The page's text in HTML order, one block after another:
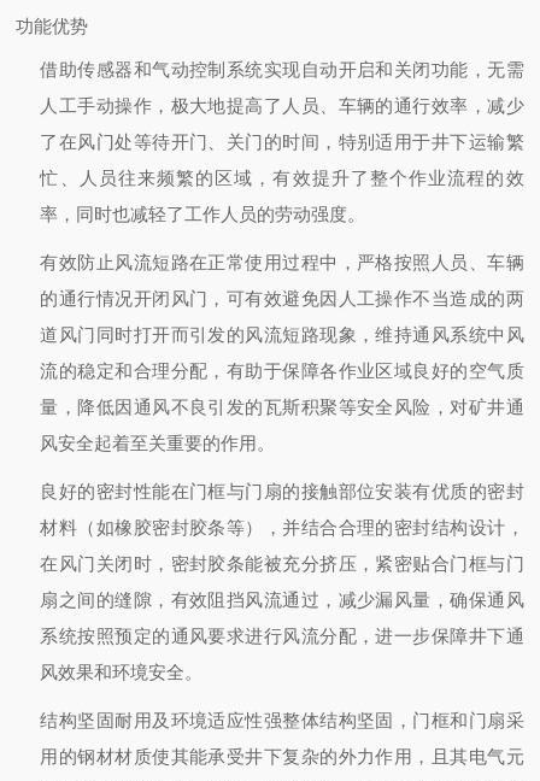
功能优势
借助传感器和气动控制系统实现自动开启和关闭功能，无需
人工手动操作，极大地提高了人员、车辆的通行效率，减少
了在风门处等待开门、关门的时间，特别适用于井下运输繁
忙、人员往来频繁的区域，有效提升了整个作业流程的效
率，同时也减轻了工作人员的劳动强度。
有效防止风流短路在正常使用过程中，严格按照人员、车辆
的通行情况开闭风门，可有效避免因人工操作不当造成的两
道风门同时打开而引发的风流短路现象，维持通风系统中风
流的稳定和合理分配，有助于保障各作业区域良好的空气质
量，降低因通风不良引发的瓦斯积聚等安全风险，对矿井通
风安全起着至关重要的作用。
良好的密封性能在门框与门扇的接触部位安装有优质的密封
材料（如橡胶密封胶条等），并结合合理的密封结构设计，
在风门关闭时，密封胶条能被充分挤压，紧密贴合门框与门
扇之间的缝隙，有效阻挡风流通过，减少漏风量，确保通风
系统按照预定的通风要求进行风流分配，进一步保障井下通
风效果和环境安全。
结构坚固耐用及环境适应性强整体结构坚固，门框和门扇采
用的钢材材质使其能承受井下复杂的外力作用，且其电气元